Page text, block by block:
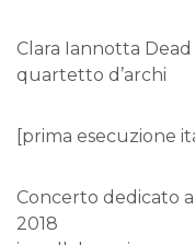
Clara Iannotta Dead
quartetto d’archi
[prima esecuzione
Concerto dedicato
2018